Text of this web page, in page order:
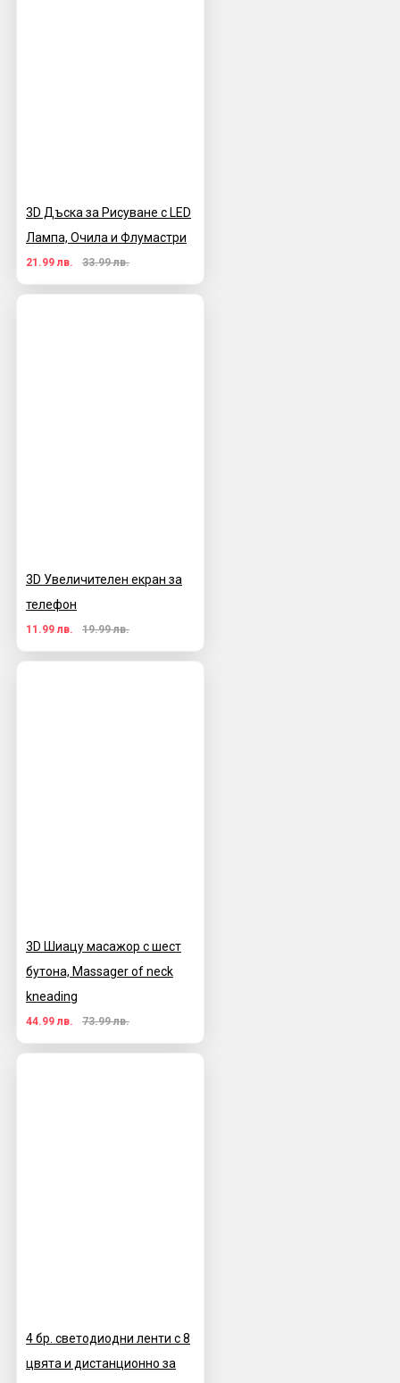
3D Дъска за Рисуване с LED
Лампа, Очила и Флумастри
21.99 лв. 33.99 лв.
3D Увеличителен екран за
телефон
11.99 лв. 19.99 лв.
3D Шиацу масажор с шест
бутона, Massager of neck
kneading
44.99 лв. 73.99 лв.
4 бр. светодиодни ленти с 8
цвята и дистанционно за